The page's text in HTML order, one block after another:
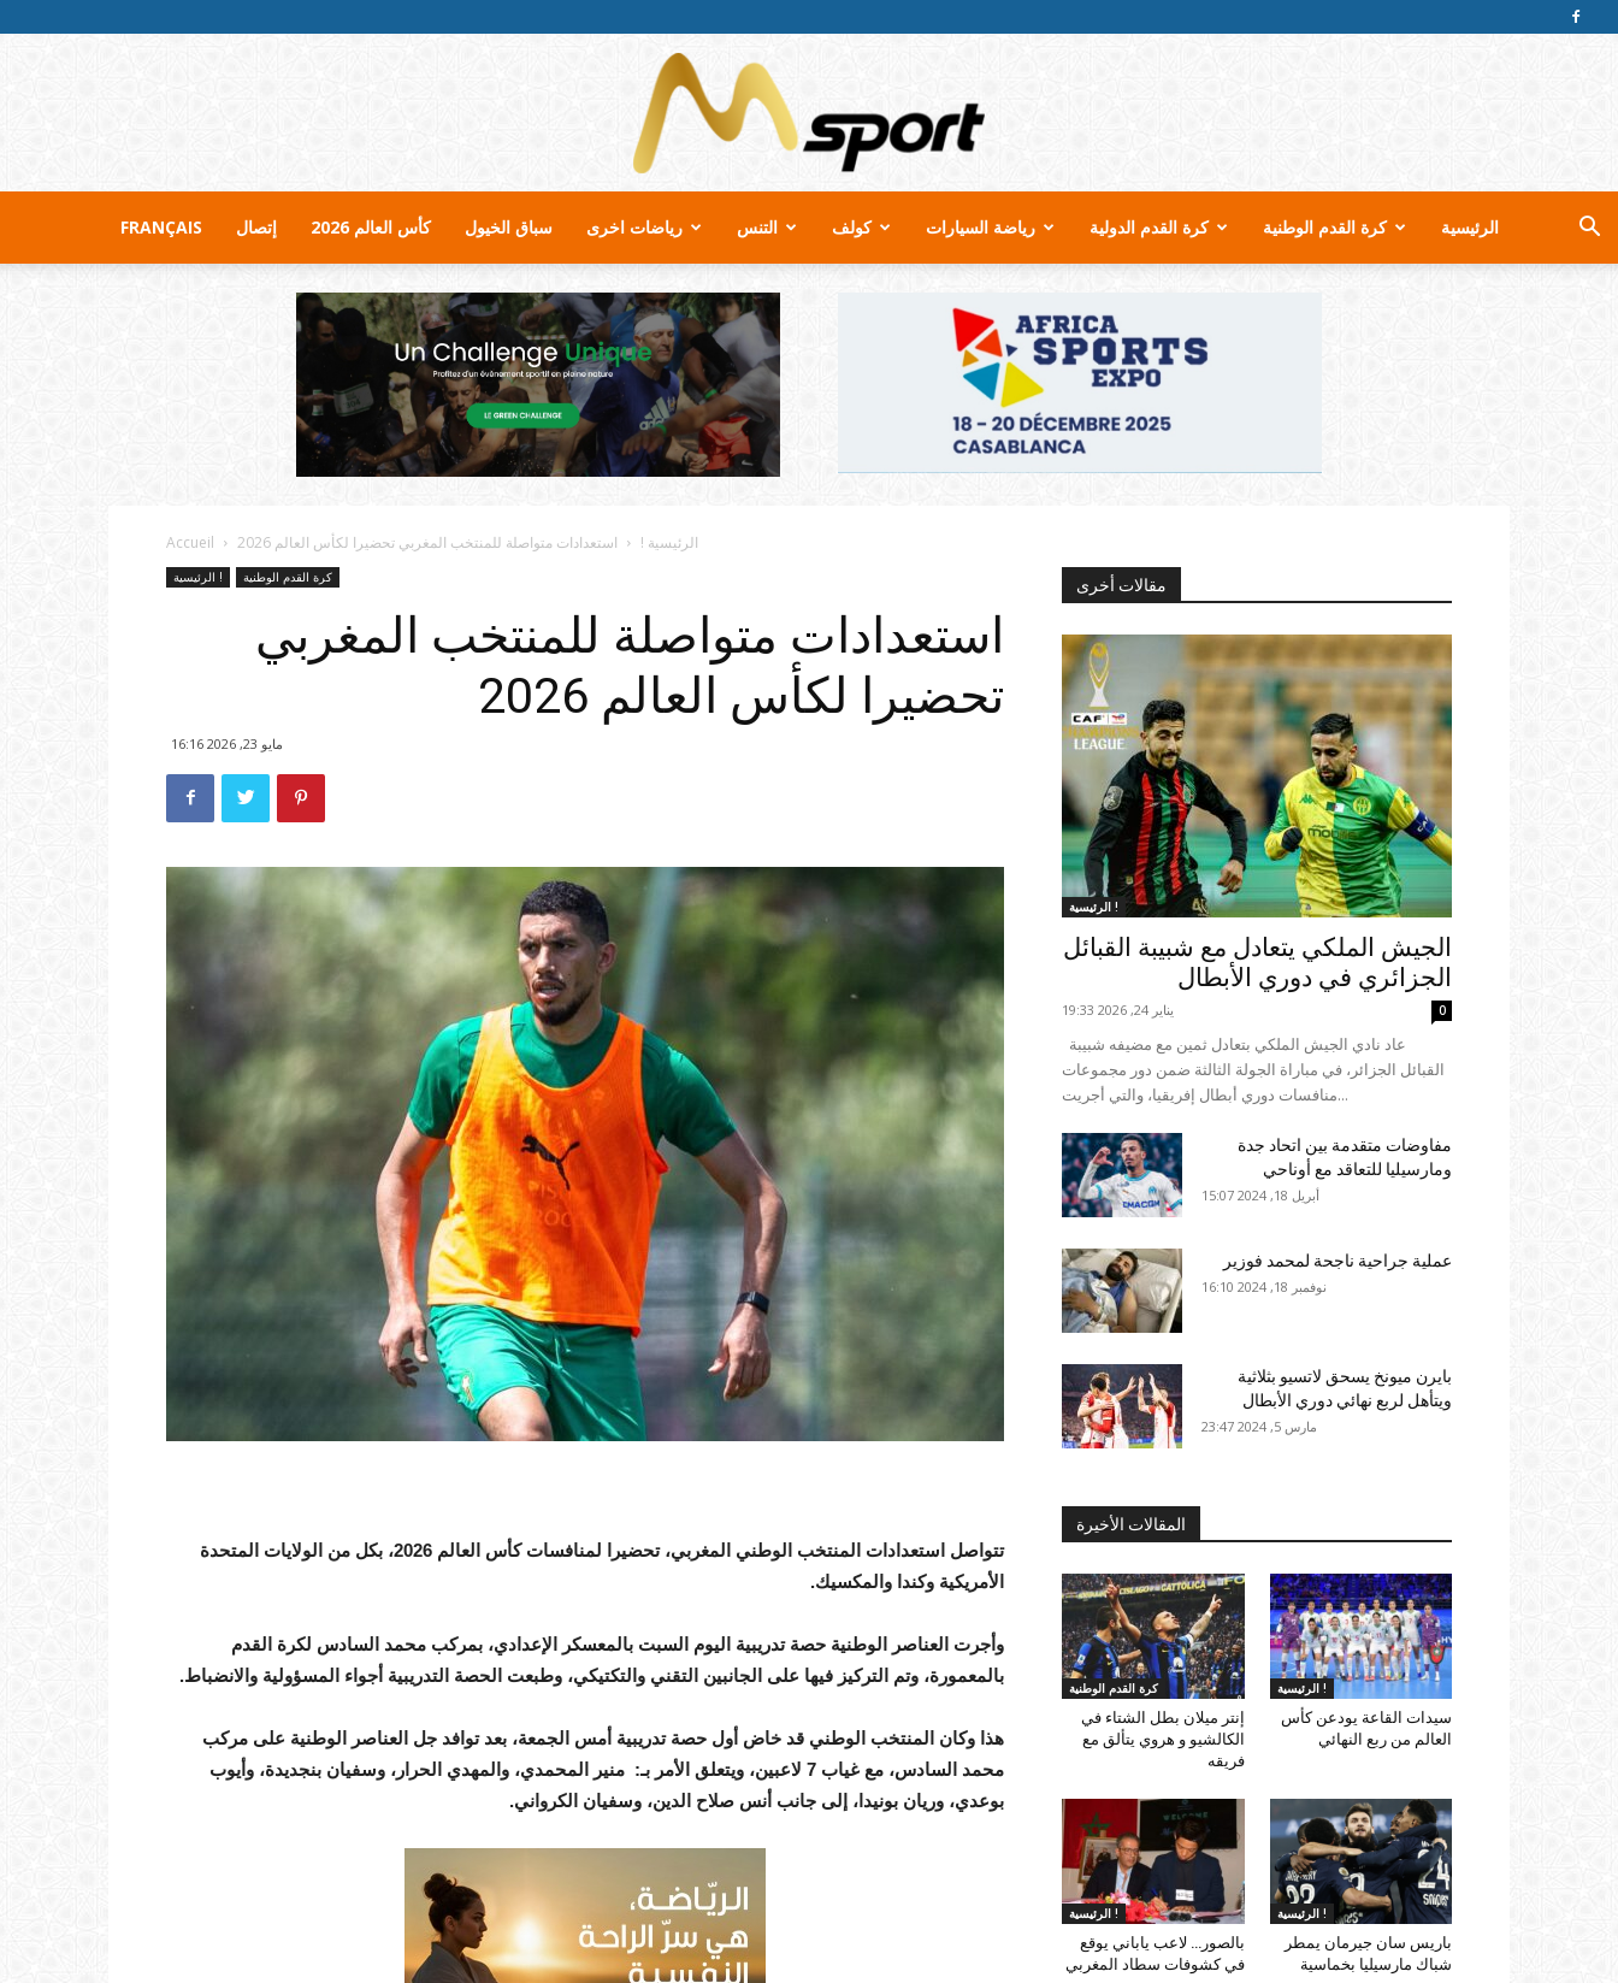
MSport.ma
FRANÇAIS إتصال كأس العالم 2026 سباق الخيول رياضات اخرى التنس كولف رياضة السيارات كرة القدم الدولية كرة القدم الوطنية الرئيسية
Accueil الرئيسية ! استعدادات متواصلة للمنتخب المغربي تحضيرا لكأس العالم 2026
الرئيسية ! كرة القدم الوطنية
استعدادات متواصلة للمنتخب المغربي
تحضيرا لكأس العالم 2026
مايو 23, 2026 16:16
تتواصل استعدادات المنتخب الوطني المغربي، تحضيرا لمنافسات كأس العالم 2026، بكل من الولايات المتحدة
الأمريكية وكندا والمكسيك.
وأجرت العناصر الوطنية حصة تدريبية اليوم السبت بالمعسكر الإعدادي، بمركب محمد السادس لكرة القدم
بالمعمورة، وتم التركيز فيها على الجانبين التقني والتكتيكي، وطبعت الحصة التدريبية أجواء المسؤولية والانضباط.
هذا وكان المنتخب الوطني قد خاض أول حصة تدريبية أمس الجمعة، بعد توافد جل العناصر الوطنية على مركب
محمد السادس، مع غياب 7 لاعبين، ويتعلق الأمر بـ: منير المحمدي، والمهدي الحرار، وسفيان بنجديدة، وأيوب
بوعدي، وريان بونيدا، إلى جانب أنس صلاح الدين، وسفيان الكرواني.
مقالات أخرى
الرئيسية !
الجيش الملكي يتعادل مع شبيبة القبائل
الجزائري في دوري الأبطال
يناير 24, 2026 19:33 0
القبائل الجزائر، في مباراة الجولة الثالثة ضمن دور مجموعات
منافسات دوري أبطال إفريقيا، والتي أجريت...
مفاوضات متقدمة بين اتحاد جدة
ومارسيليا للتعاقد مع أوناحي
أبريل 18, 2024 15:07
عملية جراحية ناجحة لمحمد فوزير
نوفمبر 18, 2024 16:10
بايرن ميونخ يسحق لاتسيو بثلاثية
ويتأهل لربع نهائي دوري الأبطال
مارس 5, 2024 23:47
المقالات الأخيرة
كرة القدم الوطنية
إنتر ميلان بطل الشتاء في
الكالشيو و هروي يتألق مع
فريقه
الرئيسية !
سيدات القاعة يودعن كأس
العالم من ربع النهائي
الرئيسية !
بالصور… لاعب ياباني يوقع
في كشوفات سطاد المغربي
الرئيسية !
باريس سان جيرمان يمطر
شباك مارسيليا بخماسية